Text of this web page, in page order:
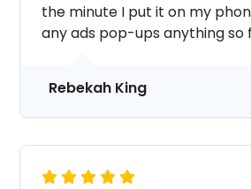
the minute I put it on my
any ads pop-ups anything so
Rebekah King